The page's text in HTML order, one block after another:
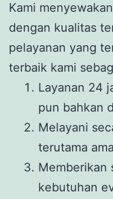
Kami
dengan kualitas
pelayanan yang
terbaik kami
Layanan 24
pun bahkan
Melayani
terutama
Memberikan
kebutuhan